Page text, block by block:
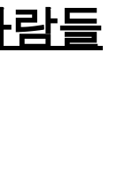
들